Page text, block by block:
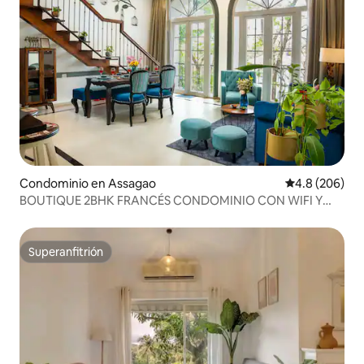
Condominio en Assagao Calificación
4.8 (206)
BOUTIQUE 2BHK FRANCÉS CONDOMINIO CON WIFI Y
Superanfitrión
Superanfitrión